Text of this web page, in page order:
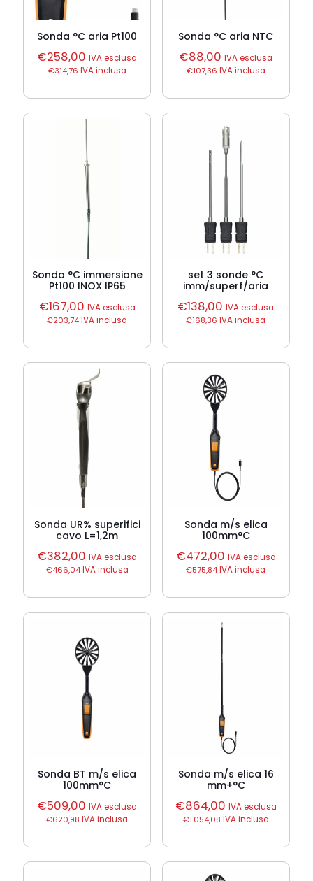
Sonda °C aria Pt100
€258,00 IVA esclusa
€314,76 IVA inclusa
Sonda °C aria NTC
€88,00 IVA esclusa
€107,36 IVA inclusa
Sonda °C immersione
Pt100 INOX IP65
€167,00 IVA esclusa
€203,74IVA inclusa
set 3 sonde °C
imm/superf/aria
€138,00 IVA esclusa
€168,36 IVA inclusa
Sonda UR% superifici
cavo L=1,2m
€382,00 IVA esclusa
€466,04IVA inclusa
Sonda m/s elica
100mm°C
€472,00 IVA esclusa
€575,84IVA inclusa
Sonda BT m/s elica
100mm°C
€509,00 IVA esclusa
€620,98 IVA inclusa
Sonda m/s elica 16
mm+°C
€864,00 IVA esclusa
€1.054,08 IVA inclusa